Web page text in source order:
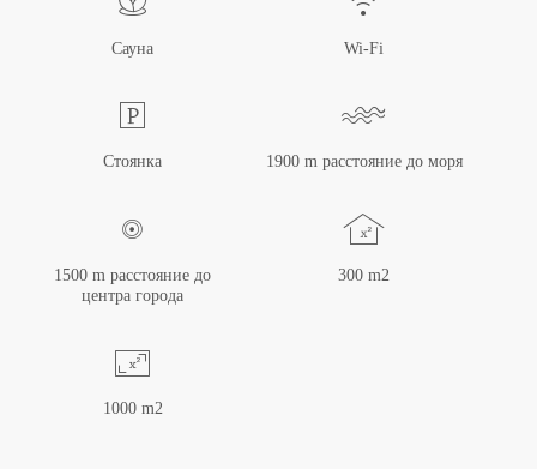
Сауна Wi-Fi
Стоянка 1900 m расстояние до моря
1500 m расстояние до
центра города
300 m2
1000 m2